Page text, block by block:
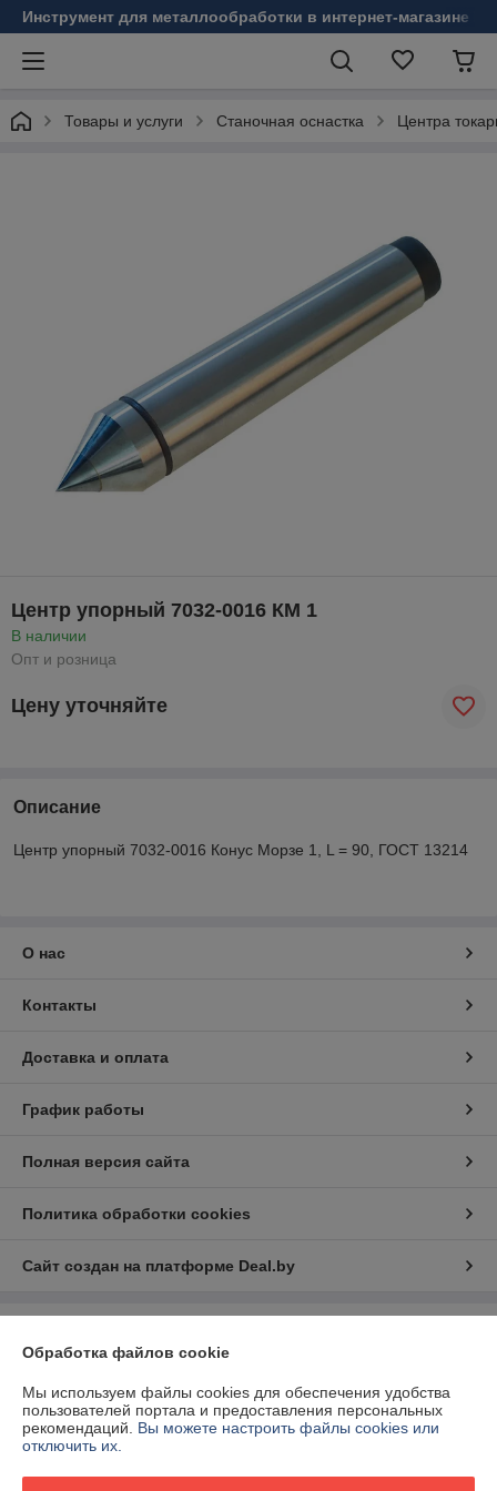
Инструмент для металлообработки в интернет-магазине
Товары и услуги Станочная оснастка Центра
Центр упорный 7032-0016 КМ 1
В наличии
Опт и розница
Цену уточняйте
Описание
Центр упорный 7032-0016 Конус Морзе 1, L = 90, ГОСТ 13214
О нас
Контакты
Доставка и оплата
График работы
Полная версия сайта
Политика обработки cookies
Сайт создан на платформе Deal.by
220112, г. Минск, ул. Прушинских 31А, оф. 81
Регистрационный номер ЕГР: 192673377
Обработка файлов cookie
Мы используем файлы cookies для обеспечения удобства
пользователей портала и предоставления персональных
рекомендаций. Вы можете настроить файлы cookies или
отключить их.